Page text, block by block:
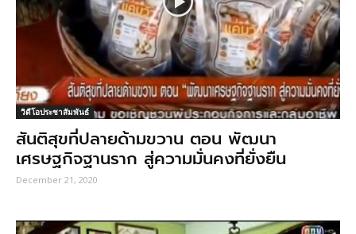
วิดีโอประชาสัมพันธ์
สันติสุขที่ปลายด้ามขวาน ตอน พัฒนา
เศรษฐกิจฐานราก สู่ความมั่นคงที่ยั่งยืน
December 21, 2020